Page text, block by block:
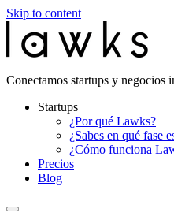
Skip to content
Conectamos startups y negocios
Startups
¿Por qué Lawks?
¿Sabes en qué fase
¿Cómo funciona
Precios
Blog